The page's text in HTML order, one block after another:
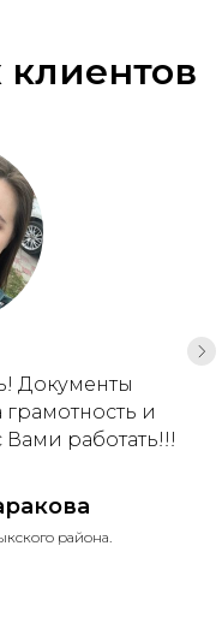
Документы
и
работать!!!
района.